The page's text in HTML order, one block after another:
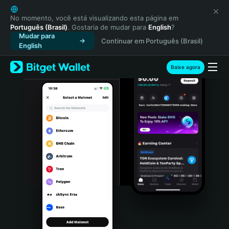
English
日本語
Tiếng Việt
Русский
Español (Latinoamérica)
Türkçe
Italiano
Português (Portugal)
Bahasa Indonesia
Português (Brasil)
Español (Argentina)
No momento, você está visualizando esta página em
Português (Brasil). Gostaria de mudar para English?
Mudar para
English
Continuar em Português (Brasil)
Baixe agora